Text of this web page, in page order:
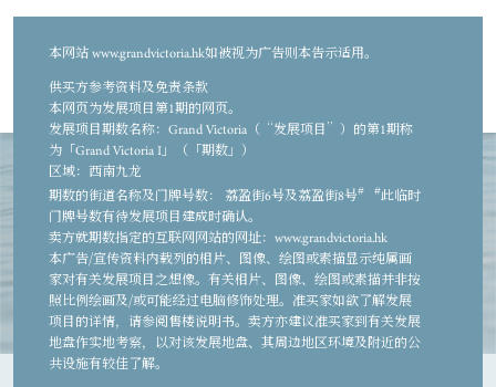
本网站 www.grandvictoria.hk如被视为广告则本告示适用。
供买方参考资料及免责条款
本网页为发展项目第1期的网页。
发展项目期数名称：Grand Victoria（“发展项目”）的第1期称
为「Grand Victoria I」（「期数」）
区域：西南九龙
期数的街道名称及门牌号数： 荔盈街6号及荔盈街8号# #此临时
门牌号数有待发展项目建成时确认。
卖方就期数指定的互联网网站的网址：www.grandvictoria.hk
本广告/宣传资料内载列的相片、图像、绘图或素描显示纯属画
家对有关发展项目之想像。有关相片、图像、绘图或素描并非按
照比例绘画及/或可能经过电脑修饰处理。准买家如欲了解发展
项目的详情，请参阅售楼说明书。卖方亦建议准买家到有关发展
地盘作实地考察，以对该发展地盘、其周边地区环境及附近的公
共设施有较佳了解。